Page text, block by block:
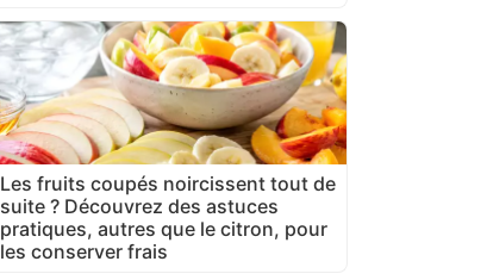
Les fruits coupés noircissent tout de
suite ? Découvrez des astuces
pratiques, autres que le citron, pour
les conserver frais